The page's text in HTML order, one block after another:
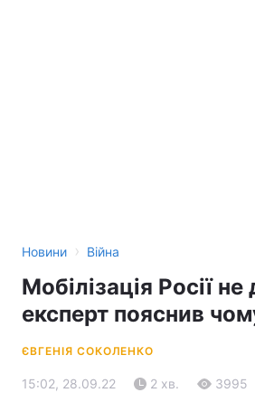
Новини › Війна
Мобілізація Росії
експерт пояснив
ЄВГЕНІЯ СОКОЛЕНКО
15:02, 28.09.22 2 хв. 3995